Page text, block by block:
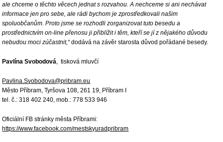
ale chceme o těchto věcech jednat s rozvahou. A nechceme si ani nechávat
informace jen pro sebe, ale rádi bychom je zprostředkovali našim
spoluobčanům. Proto jsme se rozhodli zorganizovat tuto besedu a
prostřednictvím on-line přenosu ji přiblížit i těm, kteří se jí z nějakého důvodu
nebudou moci zúčastnit,“dodává na závěr starosta důvod pořádané besedy.
Pavlína Svobodová, tisková mluvčí
Pavlina.Svobodova@pribram.eu
Město Příbram, Tyršova 108, 261 19, Příbram I
tel. č.: 318 402 240, mob.: 778 533 946
Oficiální FB stránky města Příbrami:
https://www.facebook.com/mestskyuradpribram